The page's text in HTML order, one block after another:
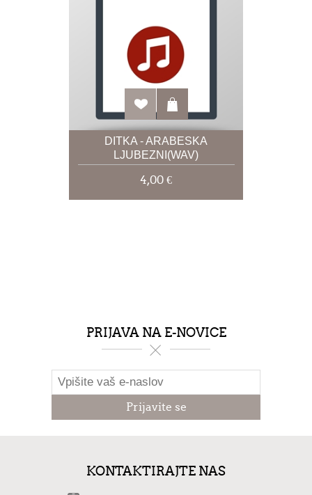
DITKA - ARABESKA
LJUBEZNI(WAV)
4,00 €
PRIJAVA NA E-NOVICE
KONTAKTIRAJTE NAS